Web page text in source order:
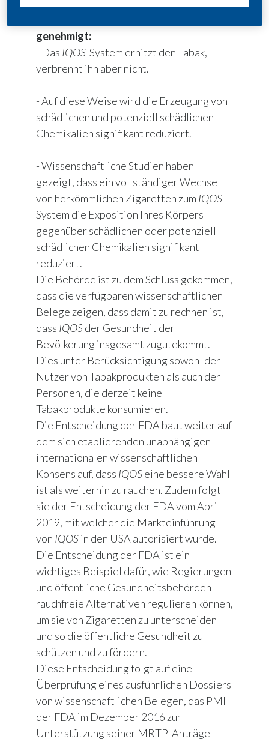
genehmigt:
- Das IQOS-System erhitzt den Tabak,
verbrennt ihn aber nicht.
- Auf diese Weise wird die Erzeugung von
schädlichen und potenziell schädlichen
Chemikalien signifikant reduziert.
- Wissenschaftliche Studien haben
gezeigt, dass ein vollständiger Wechsel
von herkömmlichen Zigaretten zum IQOS-
System die Exposition Ihres Körpers
gegenüber schädlichen oder potenziell
schädlichen Chemikalien signifikant
reduziert.
Die Behörde ist zu dem Schluss gekommen,
dass die verfügbaren wissenschaftlichen
Belege zeigen, dass damit zu rechnen ist,
dass IQOSder Gesundheit der
Bevölkerung insgesamt zugutekommt.
Dies unter Berücksichtigung sowohl der
Nutzer von Tabakprodukten als auch der
Personen, die derzeit keine
Tabakprodukte konsumieren.
Die Entscheidung der FDA baut weiter auf
dem sich etablierenden unabhängigen
internationalen wissenschaftlichen
Konsens auf, dass IQOSeine bessere Wahl
ist als weiterhin zu rauchen. Zudem folgt
sie der Entscheidung der FDA vom April
2019, mit welcher die Markteinführung
von IQOSin den USA autorisiert wurde.
Die Entscheidung der FDA ist ein
wichtiges Beispiel dafür, wie Regierungen
und öffentliche Gesundheitsbehörden
rauchfreie Alternativen regulieren können,
um sie von Zigaretten zu unterscheiden
und so die öffentliche Gesundheit zu
schützen und zu fördern.
Diese Entscheidung folgt auf eine
Überprüfung eines ausführlichen Dossiers
von wissenschaftlichen Belegen, das PMI
der FDA im Dezember 2016 zur
Unterstützung seiner MRTP-Anträge